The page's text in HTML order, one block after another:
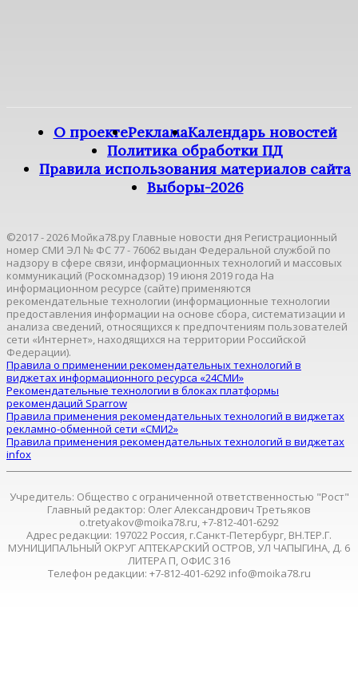
О проектеРекламаКалендарь новостей
Политика обработки ПД
Правила использования материалов сайта
Выборы-2026
©2017 - 2026 Мойка78.ру Главные новости дня Регистрационный
номер СМИ ЭЛ № ФС 77 - 76062 выдан Федеральной службой по
надзору в сфере связи, информационных технологий и массовых
коммуникаций (Роскомнадзор) 19 июня 2019 года На
информационном ресурсе (сайте) применяются
рекомендательные технологии (информационные технологии
предоставления информации на основе сбора, систематизации и
анализа сведений, относящихся к предпочтениям пользователей
сети «Интернет», находящихся на территории Российской
Федерации).
Правила о применении рекомендательных технологий в
виджетах информационного ресурса «24СМИ»
Рекомендательные технологии в блоках платформы
рекомендаций Sparrow
Правила применения рекомендательных технологий в виджетах
рекламно-обменной сети «СМИ2»
Правила применения рекомендательных технологий в виджетах
infox
Учредитель: Общество с ограниченной ответственностью "Рост"
Главный редактор: Олег Александрович Третьяков
o.tretyakov@moika78.ru, +7-812-401-6292
Адрес редакции: 197022 Россия, г.Санкт-Петербург, ВН.ТЕР.Г.
МУНИЦИПАЛЬНЫЙ ОКРУГ АПТЕКАРСКИЙ ОСТРОВ, УЛ ЧАПЫГИНА, Д. 6
ЛИТЕРА П, ОФИС 316
Телефон редакции: +7-812-401-6292 info@moika78.ru